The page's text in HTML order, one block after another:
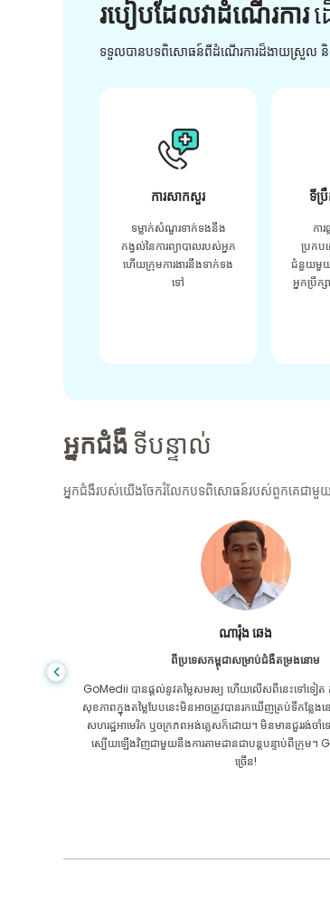
របៀបដែលវាដំណើរការ
ទទួលបានបទពិសោធន៍ពីដំណើរការដ៏ងាយស្រួល និ
ការសាកសួរ
ទម្លាក់សំណួរទាក់ទងនឹង
កង្វល់នៃការព្យាបាលរបស់អ្នក
ហើយក្រុមការងារនឹងទាក់ទង
ទៅ
ទីប្រឹ
កា
ប្រកប
ជំនួយមួ
អ្នកប្រឹក្ស
អ្នកជំងឺ ទីបន្ទាល់
អ្នកជំងឺរបស់យើងចែករំលែកបទពិសោធន៍របស់ពួកគេជាមួយ
សានដាដាស
ពីបង់ក្លាដែសសម្រាប់ជំងឺក្រពះពោះវៀន
ខ្ញុំបានថ្លែងអំណរគុណដល់កូនប្រុសរបស់ខ្ញុំ និងក្រុមដ៏អស្ចារ្យ
បានជួយខ្ញុំក្នុងការធ្វើដំណើររបស់ខ្ញុំពីបង់ក្លាដែសទៅកាន់ប្រទេ
ព្យាបាល។ យើងបានធ្វើការជ្រើសរើសត្រឹមត្រូវក្នុងការជ្រើសរ
សូម្បីតែបន្ទាប់ពីការព្យាបាលរក្សាទំនាក់ទំនងដ៏ល្អ